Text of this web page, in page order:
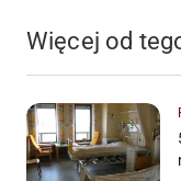
Więcej od